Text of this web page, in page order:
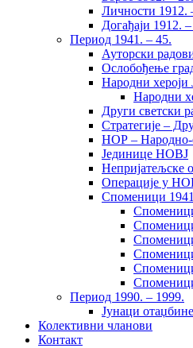
Личности 1912.
Догађаји 1912.
Период 1941. – 45.
Ауторски
Ослобођење
Народни хероји
Народни
Други светски
Стратегије –
НОР – Народно-
Јединице НОВЈ
Непријатељске
Операције у
Споменици
Период 1990. – 1999.
Јунаци отаџбине
Колективни чланови
Контакт